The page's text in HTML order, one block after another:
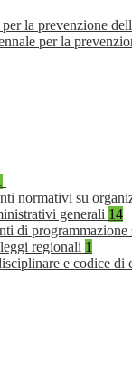
la prevenzione
per la
normativi su
generali 14
di programmazione
regionali 1
e codice di